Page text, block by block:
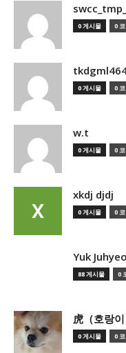
0 게시물 0
0 게시물 0
w.t
0 게시물 0
xkdj djdj
0 게시물 0
Yuk
88 게시물 0
虎（호랑이
0 게시물 0